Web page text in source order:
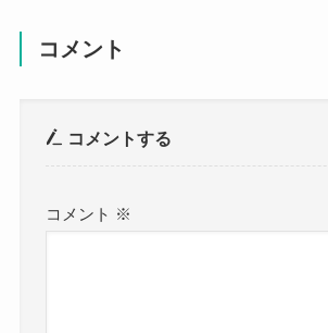
コメント
コメントする
コメント ※